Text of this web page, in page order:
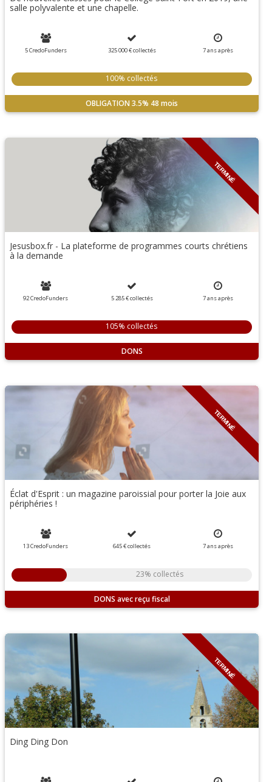
salle polyvalente et une chapelle.
5 CredoFunders 325 000 €collectés 7ansaprès
100% collectés
OBLIGATION 3.5% 48 mois
TERMINÉ
Jesusbox.fr - La plateforme de programmes courts chrétiens
à la demande
92 CredoFunders 5 285 €collectés 7ansaprès
105% collectés
DONS
TERMINÉ
Éclat d'Esprit : un magazine paroissial pour porter la Joie aux
périphéries !
13 CredoFunders 645 €collectés 7ansaprès
23% collectés
DONS
TERMINÉ
Ding Ding Don